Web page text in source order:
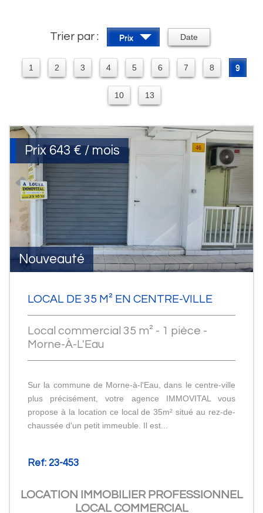
Trier par : Prix Date
1 2 3 4 5 6 7 8 9
10 13
Nouveauté
Prix 643 € / mois
LOCAL DE 35 M² EN CENTRE-VILLE
Local commercial 35 m² - 1 pièce -
Morne-À-L'Eau
Sur la commune de Morne-à-l'Eau, dans le centre-ville
plus précisément, votre agence IMMOVITAL vous
propose à la location ce local de 35m² situé au rez-de-
chaussée d'un petit immeuble. Il est...
Ref: 23-453
LOCATION IMMOBILIER PROFESSIONNEL
LOCAL COMMERCIAL